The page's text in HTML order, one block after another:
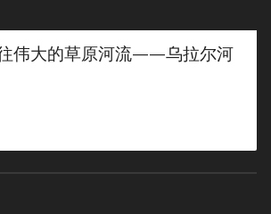
伟大的草原河流——乌拉尔河